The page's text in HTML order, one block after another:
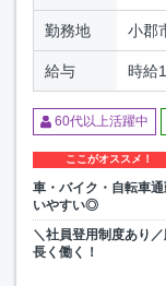
勤務地 小郡
給与 時給
60代以上活躍中
ここがオススメ！
車・バイク・自転車
いやすい◎
＼社員登用制度あり
長く働く！